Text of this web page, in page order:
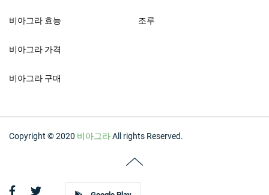
비아그라 효능
비아그라 가격
비아그라 구매
조루
Copyright © 2020 비아그라All rights Reserved.